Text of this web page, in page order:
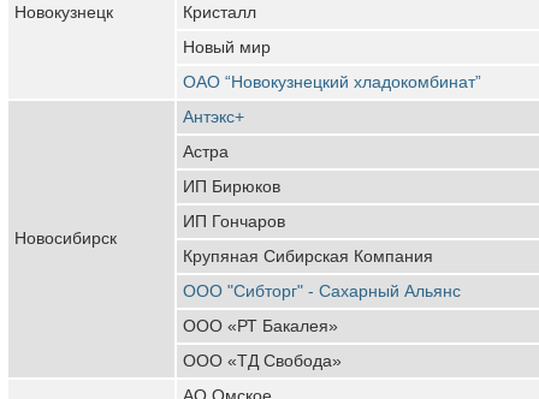
Новокузнецк
Кристалл
Новый мир
ОАО “Новокузнецкий хладокомбинат”
Новосибирск
Антэкс+
Астра
ИП Бирюков
ИП Гончаров
Крупяная Сибирская Компания
ООО "Сибторг" - Сахарный Альянс
ООО «РТ Бакалея»
ООО «ТД Свобода»
АО Омское